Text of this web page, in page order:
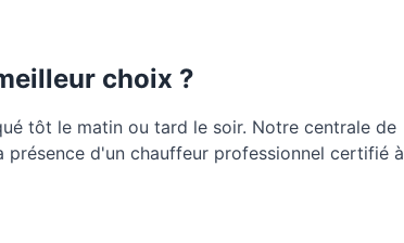
choix ?
tôt le matin ou tard le soir. Notre centrale de
d'un chauffeur professionnel certifié à